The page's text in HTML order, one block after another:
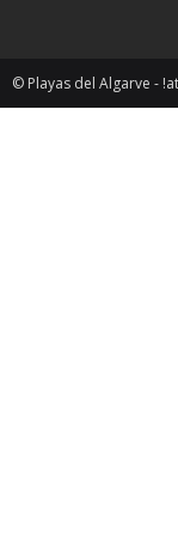
© Playas del Algarve -